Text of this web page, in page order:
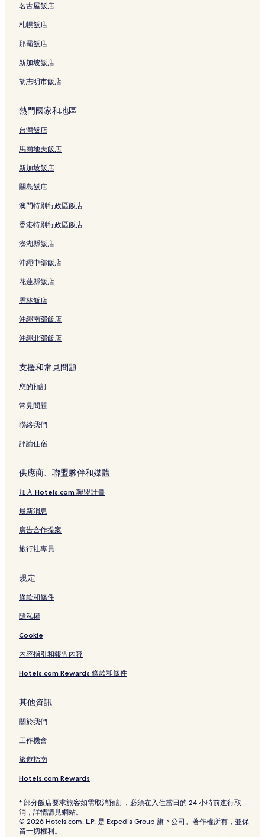
森皮奧內公園附近的飯店
米蘭飯店
庫薩尼宮附近的飯店
曼吉尼博尼米博物館附近的飯店
卡迪美術館及公司附近的飯店
米蘭中心飯店
斯卡拉大劇院附近的飯店
米蘭達泰奧車站附近的飯店
密索里廣場附近的飯店
米索里車站附近的飯店
新門飯店
蒙特拿破崙大街附近的飯店
米蘭威尼斯門站附近的飯店
法蘭科帕倫蒂劇院附近的飯店
聖馬可飯店
主教堂廣場附近的飯店
斯卡拉大劇院電車站附近的飯店
威爾姆劇院附近的飯店
卡多爾納廣場附近的飯店
斯卡拉大劇院博物館附近的飯店
巴格帝瓦塞奇博物館附近的飯店
當代藝術展覽館附近的飯店
斯福爾扎城堡附近的飯店
拉扎雷托飯店
米蘭大教堂附近的飯店
布雷拉植物園附近的飯店
Cairoli M1 電車站附近的飯店
聖巴比拉廣場附近的飯店
名古屋飯店
札幌飯店
那霸飯店
新加坡飯店
胡志明市飯店
熱門國家和地區
台灣飯店
馬爾地夫飯店
新加坡飯店
關島飯店
澳門特別行政區飯店
香港特別行政區飯店
澎湖縣飯店
沖繩中部飯店
花蓮縣飯店
雲林飯店
沖繩南部飯店
沖繩北部飯店
支援和常見問題
您的預訂
常見問題
聯絡我們
評論住宿
供應商、聯盟夥伴和媒體
加入 Hotels.com 聯盟計畫
最新消息
廣告合作提案
旅行社專員
規定
條款和條件
隱私權
Cookie
內容指引和報告內容
Hotels.com Rewards 條款和條件
其他資訊
關於我們
工作機會
旅遊指南
Hotels.com Rewards
* 部分飯店要求旅客如需取消預訂，必須在入住當日的 24 小時前進行取
消，詳情請見網站。
© 2026 Hotels.com, L.P. 是 Expedia Group 旗下公司。著作權所有，並保
留一切權利。